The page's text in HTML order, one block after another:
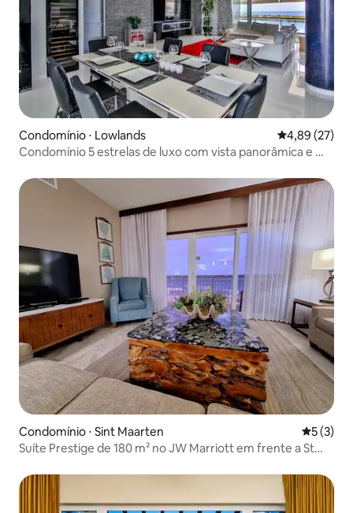
Condomínio ⋅ Lowlands 4,89 de uma
4,89 (27)
Condomínio 5 estrelas de luxo com vista panorâmica e ★
Condomínio ⋅ Sint Maarten 5 de
5 (3)
Suíte Prestige de 180 m² no JW Marriott em frente a St